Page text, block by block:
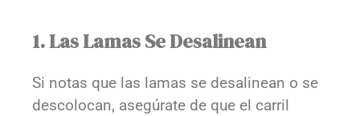
1. Las Lamas Se Desalinean
Si notas que las lamas se desalinean o se
descolocan, asegúrate de que el carril